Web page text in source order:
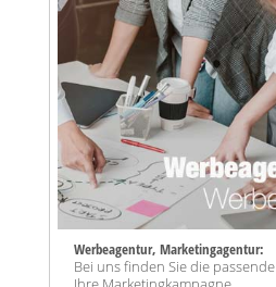
Werbeagentur, Marketingagentur:
Bei uns finden Sie die